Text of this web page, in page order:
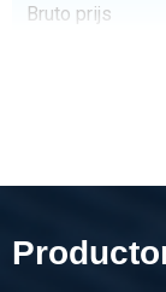
Bruto prijs
Rvs blank hoek
Stuks gewicht